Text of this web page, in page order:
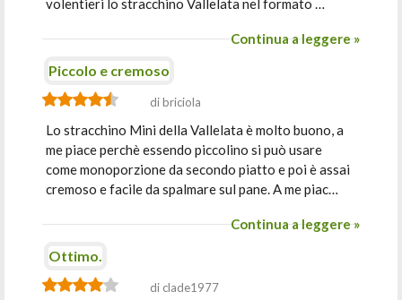
volentieri lo stracchino Vallelata nel formato …
Continua a leggere »
Piccolo e cremoso
di briciola
Lo stracchino Mini della Vallelata è molto buono, a
me piace perchè essendo piccolino si può usare
come monoporzione da secondo piatto e poi è assai
cremoso e facile da spalmare sul pane. A me piac…
Continua a leggere »
Ottimo.
di clade1977